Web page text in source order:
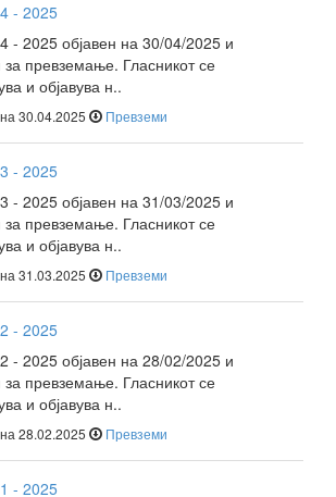
- 2025
- 2025 објавен на 30/04/2025 и
превземање. Гласникот се
и објавува н..
30.04.2025 Превземи
- 2025
- 2025 објавен на 31/03/2025 и
превземање. Гласникот се
и објавува н..
31.03.2025 Превземи
- 2025
- 2025 објавен на 28/02/2025 и
превземање. Гласникот се
и објавува н..
28.02.2025 Превземи
- 2025